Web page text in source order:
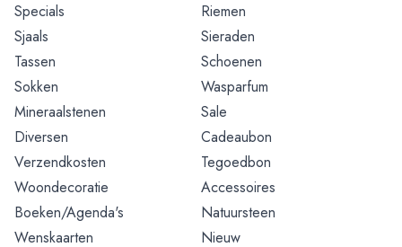
Specials
Riemen
Sjaals
Sieraden
Tassen
Schoenen
Sokken
Wasparfum
Mineraalstenen
Sale
Diversen
Cadeaubon
Verzendkosten
Tegoedbon
Woondecoratie
Accessoires
Boeken/Agenda's
Natuursteen
Wenskaarten
Nieuw